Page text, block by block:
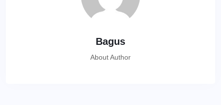
Bagus
About Author